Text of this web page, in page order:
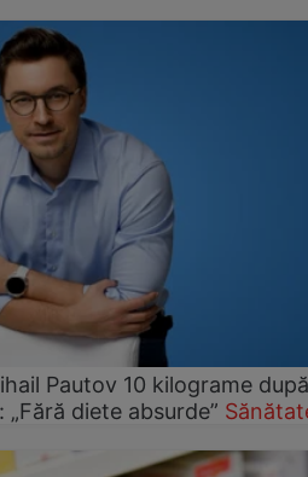
Pautov 10 kilograme
diete absurde”